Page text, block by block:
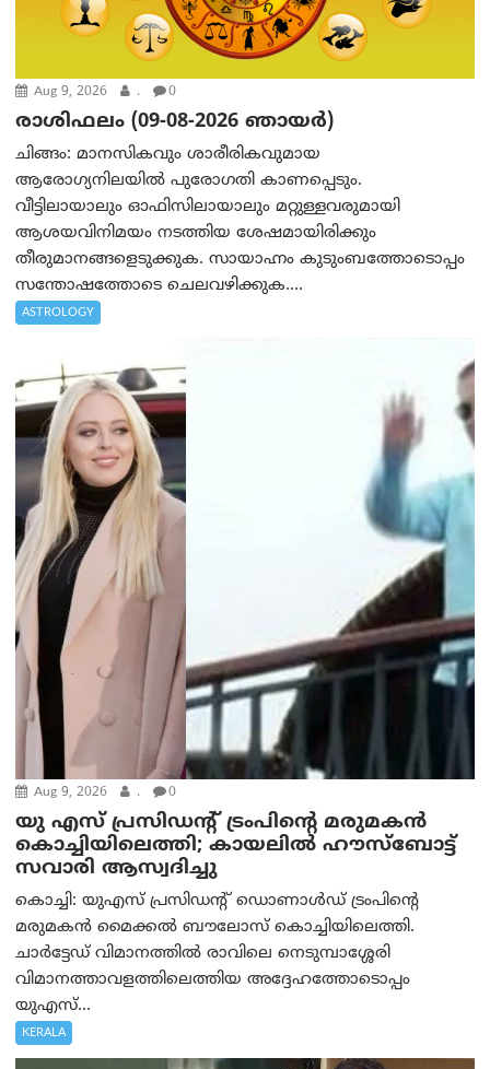
Aug 9, 2026 . 0
രാശിഫലം (09-08-2026 ഞായര്‍)
ചിങ്ങം: മാനസികവും ശാരീരികവുമായ
ആരോഗ്യനിലയിൽ പുരോഗതി കാണപ്പെടും.
വീട്ടിലായാലും ഓഫിസിലായാലും മറ്റുള്ളവരുമായി
ആശയവിനിമയം നടത്തിയ ശേഷമായിരിക്കും
തീരുമാനങ്ങളെടുക്കുക. സായാഹ്നം കുടുംബത്തോടൊപ്പം
സന്തോഷത്തോടെ ചെലവഴിക്കുക....
ASTROLOGY
Aug 9, 2026 . 0
യു എസ് പ്രസിഡന്റ് ട്രംപിന്റെ മരുമകൻ
കൊച്ചിയിലെത്തി; കായലിൽ ഹൗസ്ബോട്ട്
സവാരി ആസ്വദിച്ചു
കൊച്ചി: യുഎസ് പ്രസിഡന്റ് ഡൊണാൾഡ് ട്രംപിന്റെ
മരുമകൻ മൈക്കൽ ബൗലോസ് കൊച്ചിയിലെത്തി.
ചാർട്ടേഡ് വിമാനത്തിൽ രാവിലെ നെടുമ്പാശ്ശേരി
വിമാനത്താവളത്തിലെത്തിയ അദ്ദേഹത്തോടൊപ്പം
യുഎസ്...
KERALA